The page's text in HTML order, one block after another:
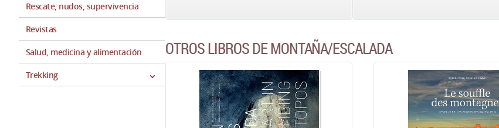
Rescate, nudos, supervivencia
Revistas
Salud, medicina y alimentación
Trekking
OTROS LIBROS DE MONTAÑA/ESCALADA